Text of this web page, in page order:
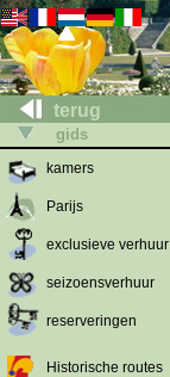
terug
gids
kamers
Parijs
exclusieve verhuur
seizoensverhuur
reserveringen
Historische routes